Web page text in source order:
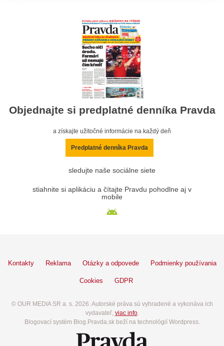
Objednajte si predplatné denníka Pravda
a získajte užitočné informácie na každý deň
Predplatné denníka Pravda
sledujte naše sociálne siete
stiahnite si aplikáciu a čítajte Pravdu pohodlne aj v
mobile
Kontakty Reklama Otázky a odpovede Podmienky používania
Cookies GDPR
© OUR MEDIA SR a. s. 2026. Autorské práva sú vyhradené a vykonáva ich
vydavateľ, viac info.
Blogovací systém Blog.Pravda.sk beží na technológií Wordpress.